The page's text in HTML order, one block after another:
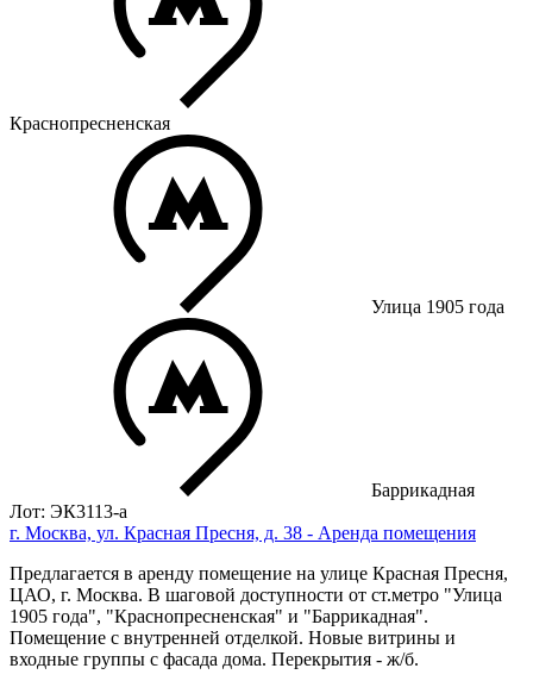
Краснопресненская
Улица 1905 года
Баррикадная
Лот: ЭК3113-a
г. Москва, ул. Красная Пресня, д. 38 - Аренда помещения
Предлагается в аренду помещение на улице Красная Пресня,
ЦАО, г. Москва. В шаговой доступности от ст.метро "Улица
1905 года", "Краснопресненская" и "Баррикадная".
Помещение с внутренней отделкой. Новые витрины и
входные группы с фасада дома. Перекрытия - ж/б.